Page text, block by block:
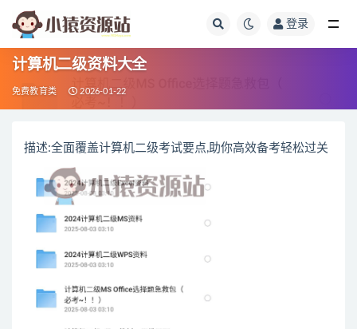
登录
计算机二级资料大全
免费教育类 2026-01-22
描述:全面覆盖计算机二级考试要点,助你高效备考轻松过关